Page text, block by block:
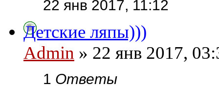
22 янв 2017, 11:12
Детские ляпы)))
Admin » 22 янв 2017,
1 Ответы